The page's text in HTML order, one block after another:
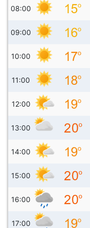
08:00
09:00
10:00
11:00
12:00
13:00
14:00
15:00
16:00
17:00